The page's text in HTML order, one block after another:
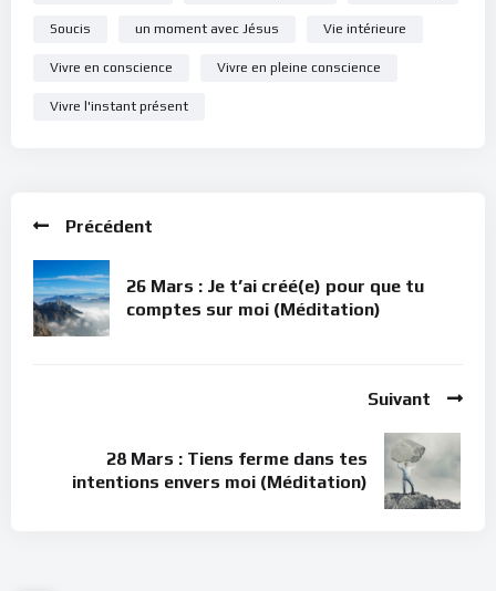
Soucis un moment avec Jésus Vie intérieure
Vivre en conscience Vivre en pleine conscience
Vivre l'instant présent
Précédent
26 Mars : Je t’ai créé(e) pour que tu
comptes sur moi (Méditation)
Suivant
28 Mars : Tiens ferme dans tes
intentions envers moi (Méditation)